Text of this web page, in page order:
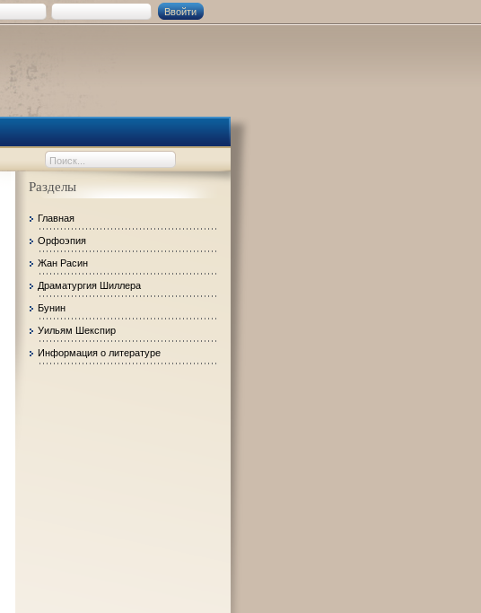
Разделы
Главная
Орфоэпия
Жан Расин
Драматургия Шиллера
Бунин
Уильям Шекспир
Информация о литературе